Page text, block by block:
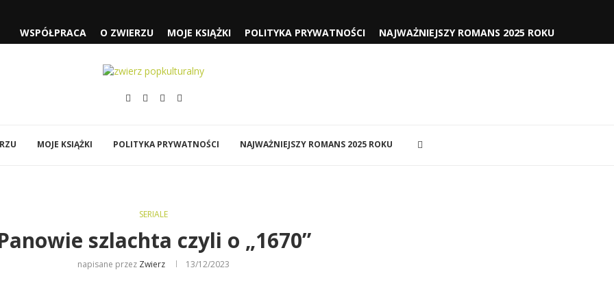
CZYLI... I „FJORD”
MAN: CAŁKIEM NOWY...
DO MNIE...
NOLANA
WSPÓŁPRACA O ZWIERZU MOJE KSIĄŻKI POLITYKA PRYWATNOŚCI NAJWAŻNIEJSZY ROMANS 2025 ROKU
MOJE KSIĄŻKI POLITYKA PRYWATNOŚCI NAJWAŻNIEJSZY ROMANS 2025 ROKU
SERIALE
szlachta czyli o „1670”
napisane przez Zwierz 13/12/2023